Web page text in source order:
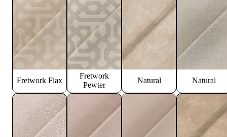
Fretwork Flax
Fretwork
Pewter
Natural Natural